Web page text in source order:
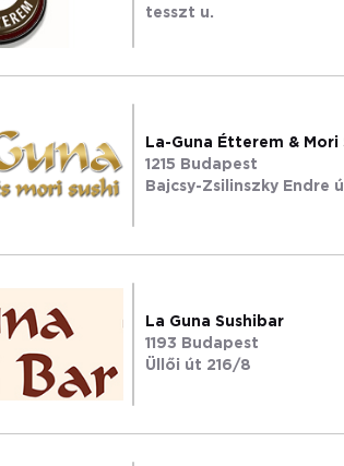
tesszt u.
La-Guna Étterem & Mori
1215 Budapest
Bajcsy-Zsilinszky Endre
La Guna Sushibar
1193 Budapest
Üllői út 216/8